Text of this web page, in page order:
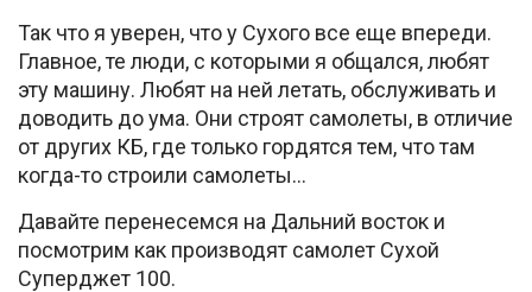
Так что я уверен, что у Сухого все еще впереди.
Главное, те люди, с которыми я общался, любят
эту машину. Любят на ней летать, обслуживать и
доводить до ума. Они строят самолеты, в отличие
от других КБ, где только гордятся тем, что там
когда-то строили самолеты…
Давайте перенесемся на Дальний восток и
посмотрим как производят самолет Сухой
Суперджет 100.